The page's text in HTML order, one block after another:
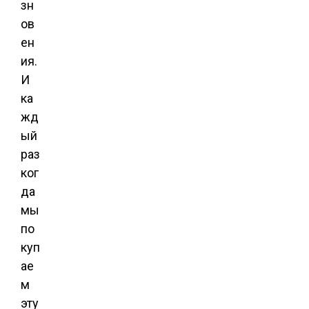
зн
ов
ен
ия.
И
ка
жд
ый
раз
ког
да
мы
по
куп
ае
м
эту